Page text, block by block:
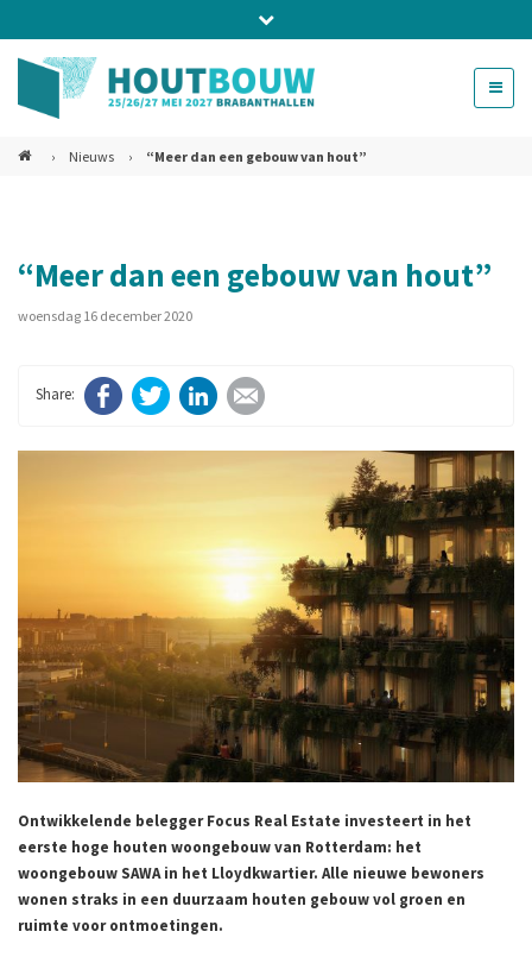
Bel ons voor info 0294 - 74 50 70
beurs@54events.nl
› Nieuws › “Meer dan een gebouw van hout”
“Meer dan een gebouw van hout”
woensdag 16 december 2020
FacebookTwitter LinkedIn
Ontwikkelende belegger Focus Real Estate investeert in het
eerste hoge houten woongebouw van Rotterdam: het
woongebouw SAWA in het Lloydkwartier. Alle nieuwe bewoners
wonen straks in een duurzaam houten gebouw vol groen en
ruimte voor ontmoetingen.